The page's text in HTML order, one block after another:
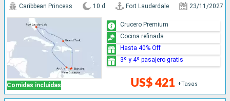
Comidas incluidas
Caribbean Princess 10 d Fort Lauderdale 23/11/2027
US$ 421 +Tasas
Crucero Premium
Cocina refinada
Hasta 40% Off
3º y 4º pasajero gratis